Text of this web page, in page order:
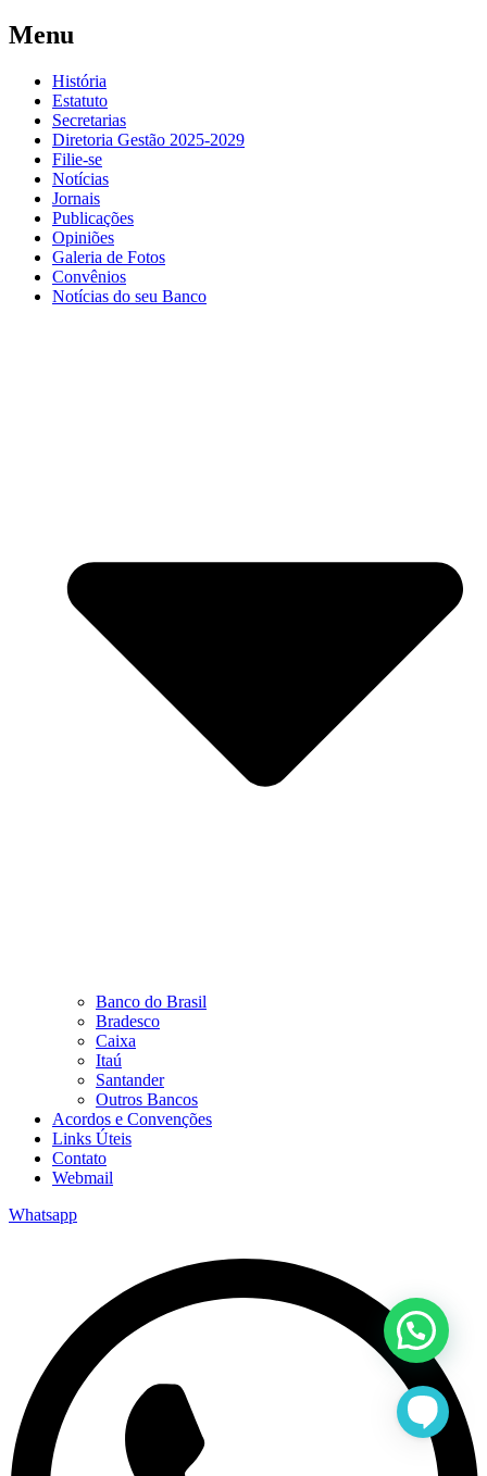
Menu
História
Estatuto
Secretarias
Diretoria Gestão 2025-2029
Filie-se
Notícias
Jornais
Publicações
Opiniões
Galeria de Fotos
Convênios
Notícias do seu Banco
Banco do Brasil
Bradesco
Caixa
Itaú
Santander
Outros Bancos
Acordos e Convenções
Links Úteis
Contato
Webmail
Whatsapp